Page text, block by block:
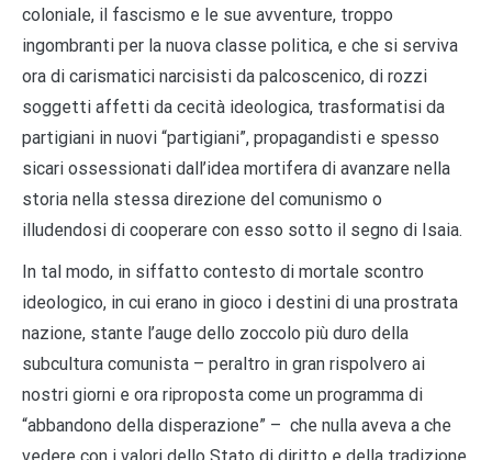
coloniale, il fascismo e le sue avventure, troppo
ingombranti per la nuova classe politica, e che si serviva
ora di carismatici narcisisti da palcoscenico, di rozzi
soggetti affetti da cecità ideologica, trasformatisi da
partigiani in nuovi “partigiani”, propagandisti e spesso
sicari ossessionati dall’idea mortifera di avanzare nella
storia nella stessa direzione del comunismo o
illudendosi di cooperare con esso sotto il segno di Isaia.
In tal modo, in siffatto contesto di mortale scontro
ideologico, in cui erano in gioco i destini di una prostrata
nazione, stante l’auge dello zoccolo più duro della
subcultura comunista – peraltro in gran rispolvero ai
nostri giorni e ora riproposta come un programma di
“abbandono della disperazione” – che nulla aveva a che
vedere con i valori dello Stato di diritto e della tradizione